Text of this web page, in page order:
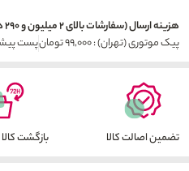
هزینه ارسال (سفارشات بالای ۲ میلیون و ۲۹۰ هزار تومان رایگان می باشد)
پیک موتوری (تهران) : ۹۹,۰۰۰ تومان
پست پیشتاز :
تضمین اصالت کالا بازگشت کالا تا 72